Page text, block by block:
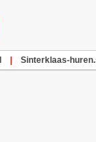
Sinterklaas-